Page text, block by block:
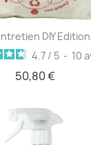
DIY
4.7 / 5 - 10
50,80 €